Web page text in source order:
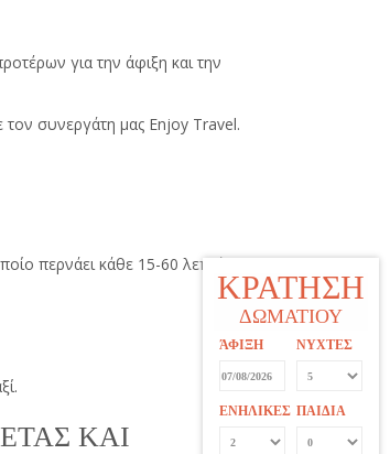
ΚΡΑΤΗΣΗ
ΔΩΜΑΤΙΟΥ
ΆΦΙΞΗ ΝΥΧΤΕΣ
ΕΝΗΛΙΚΕΣ ΠΑΙΔΙΑ
για την άφιξη και την
συνεργάτη μας Enjoy Travel.
περνάει κάθε 15-60 λεπτά
ΚΑΙ